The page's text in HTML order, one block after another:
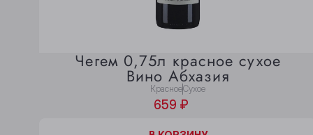
Чегем 0,75л красное сухое
Вино Абхазия
КрасноеСухое
659 ₽